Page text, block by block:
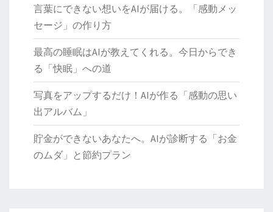
言葉にできない想いをAIが届ける。「感動メッ
セージ」の作り方
最高の睡眠はAIが教えてくれる。今日からでき
る「快眠」への道
写真をアップするだけ！AIが作る「感動の思い
出アルバム」
貯金ができないあなたへ。AIが診断する「お金
のムダ」と節約プラン